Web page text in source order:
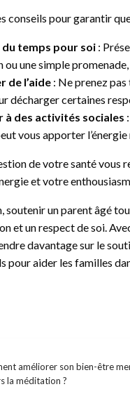
conseils pour garantir
temps pour soi :
une simple
de l’aide : Ne prenez
décharger certaines
à des activités sociales
vous apporter
de votre santé vous
et votre
soutenir un parent âgé
et un respect de soi.
davantage sur le
pour aider les familles
améliorer son bien-être
la méditation ?